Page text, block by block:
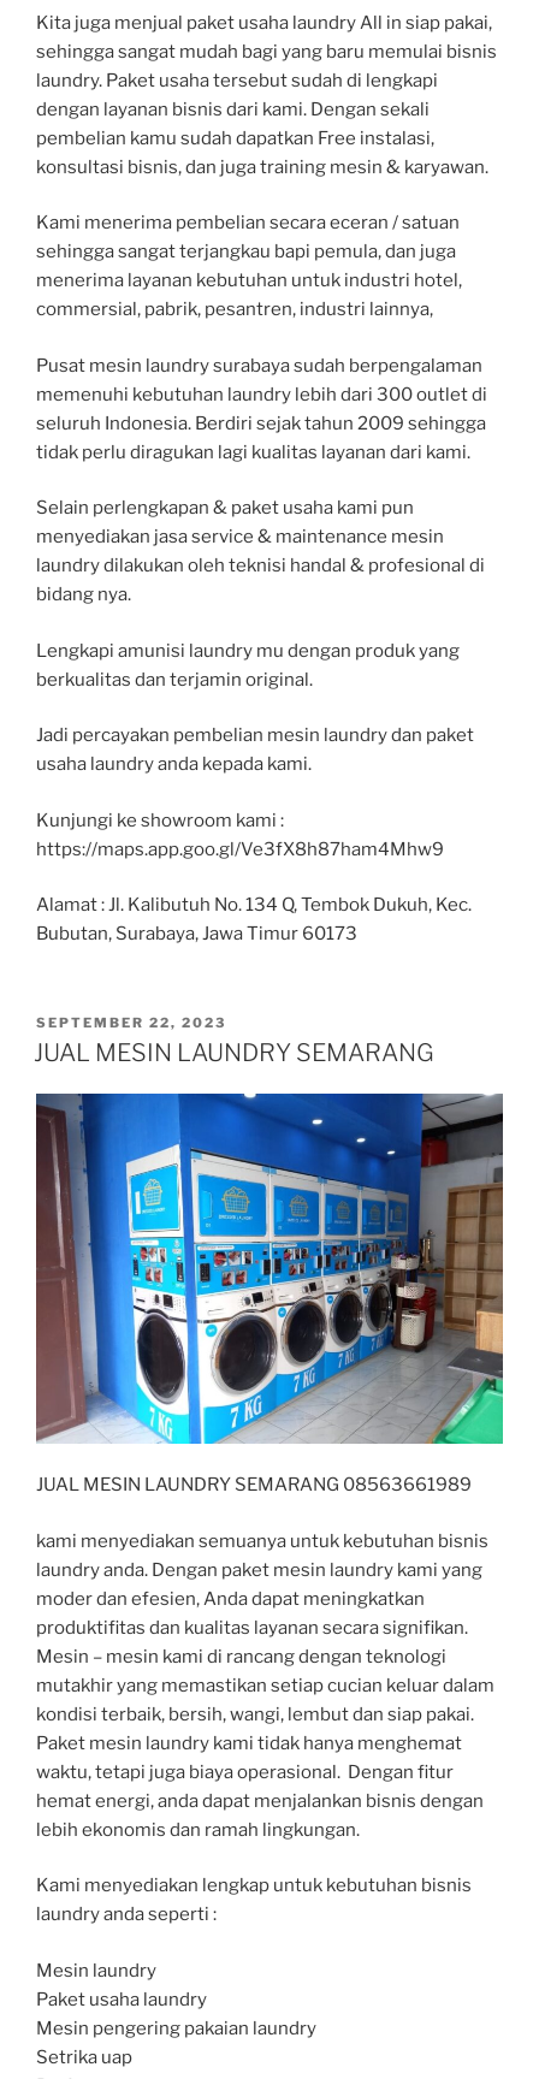
Kita juga menjual paket usaha laundry All in siap pakai,
sehingga sangat mudah bagi yang baru memulai bisnis
laundry. Paket usaha tersebut sudah di lengkapi
dengan layanan bisnis dari kami. Dengan sekali
pembelian kamu sudah dapatkan Free instalasi,
konsultasi bisnis, dan juga training mesin & karyawan.
Kami menerima pembelian secara eceran / satuan
sehingga sangat terjangkau bapi pemula, dan juga
menerima layanan kebutuhan untuk industri hotel,
commersial, pabrik, pesantren, industri lainnya,
Pusat mesin laundry surabaya sudah berpengalaman
memenuhi kebutuhan laundry lebih dari 300 outlet di
seluruh Indonesia. Berdiri sejak tahun 2009 sehingga
tidak perlu diragukan lagi kualitas layanan dari kami.
Selain perlengkapan & paket usaha kami pun
menyediakan jasa service & maintenance mesin
laundry dilakukan oleh teknisi handal & profesional di
bidang nya.
Lengkapi amunisi laundry mu dengan produk yang
berkualitas dan terjamin original.
Jadi percayakan pembelian mesin laundry dan paket
usaha laundry anda kepada kami.
Kunjungi ke showroom kami :
https://maps.app.goo.gl/Ve3fX8h87ham4Mhw9
Alamat : Jl. Kalibutuh No. 134 Q, Tembok Dukuh, Kec.
Bubutan, Surabaya, Jawa Timur 60173
SEPTEMBER 22, 2023
JUAL MESIN LAUNDRY SEMARANG
JUAL MESIN LAUNDRY SEMARANG 08563661989
kami menyediakan semuanya untuk kebutuhan bisnis
laundry anda. Dengan paket mesin laundry kami yang
moder dan efesien, Anda dapat meningkatkan
produktifitas dan kualitas layanan secara signifikan.
Mesin – mesin kami di rancang dengan teknologi
mutakhir yang memastikan setiap cucian keluar dalam
kondisi terbaik, bersih, wangi, lembut dan siap pakai.
Paket mesin laundry kami tidak hanya menghemat
waktu, tetapi juga biaya operasional. Dengan fitur
hemat energi, anda dapat menjalankan bisnis dengan
lebih ekonomis dan ramah lingkungan.
Kami menyediakan lengkap untuk kebutuhan bisnis
laundry anda seperti :
Mesin laundry
Paket usaha laundry
Mesin pengering pakaian laundry
Setrika uap